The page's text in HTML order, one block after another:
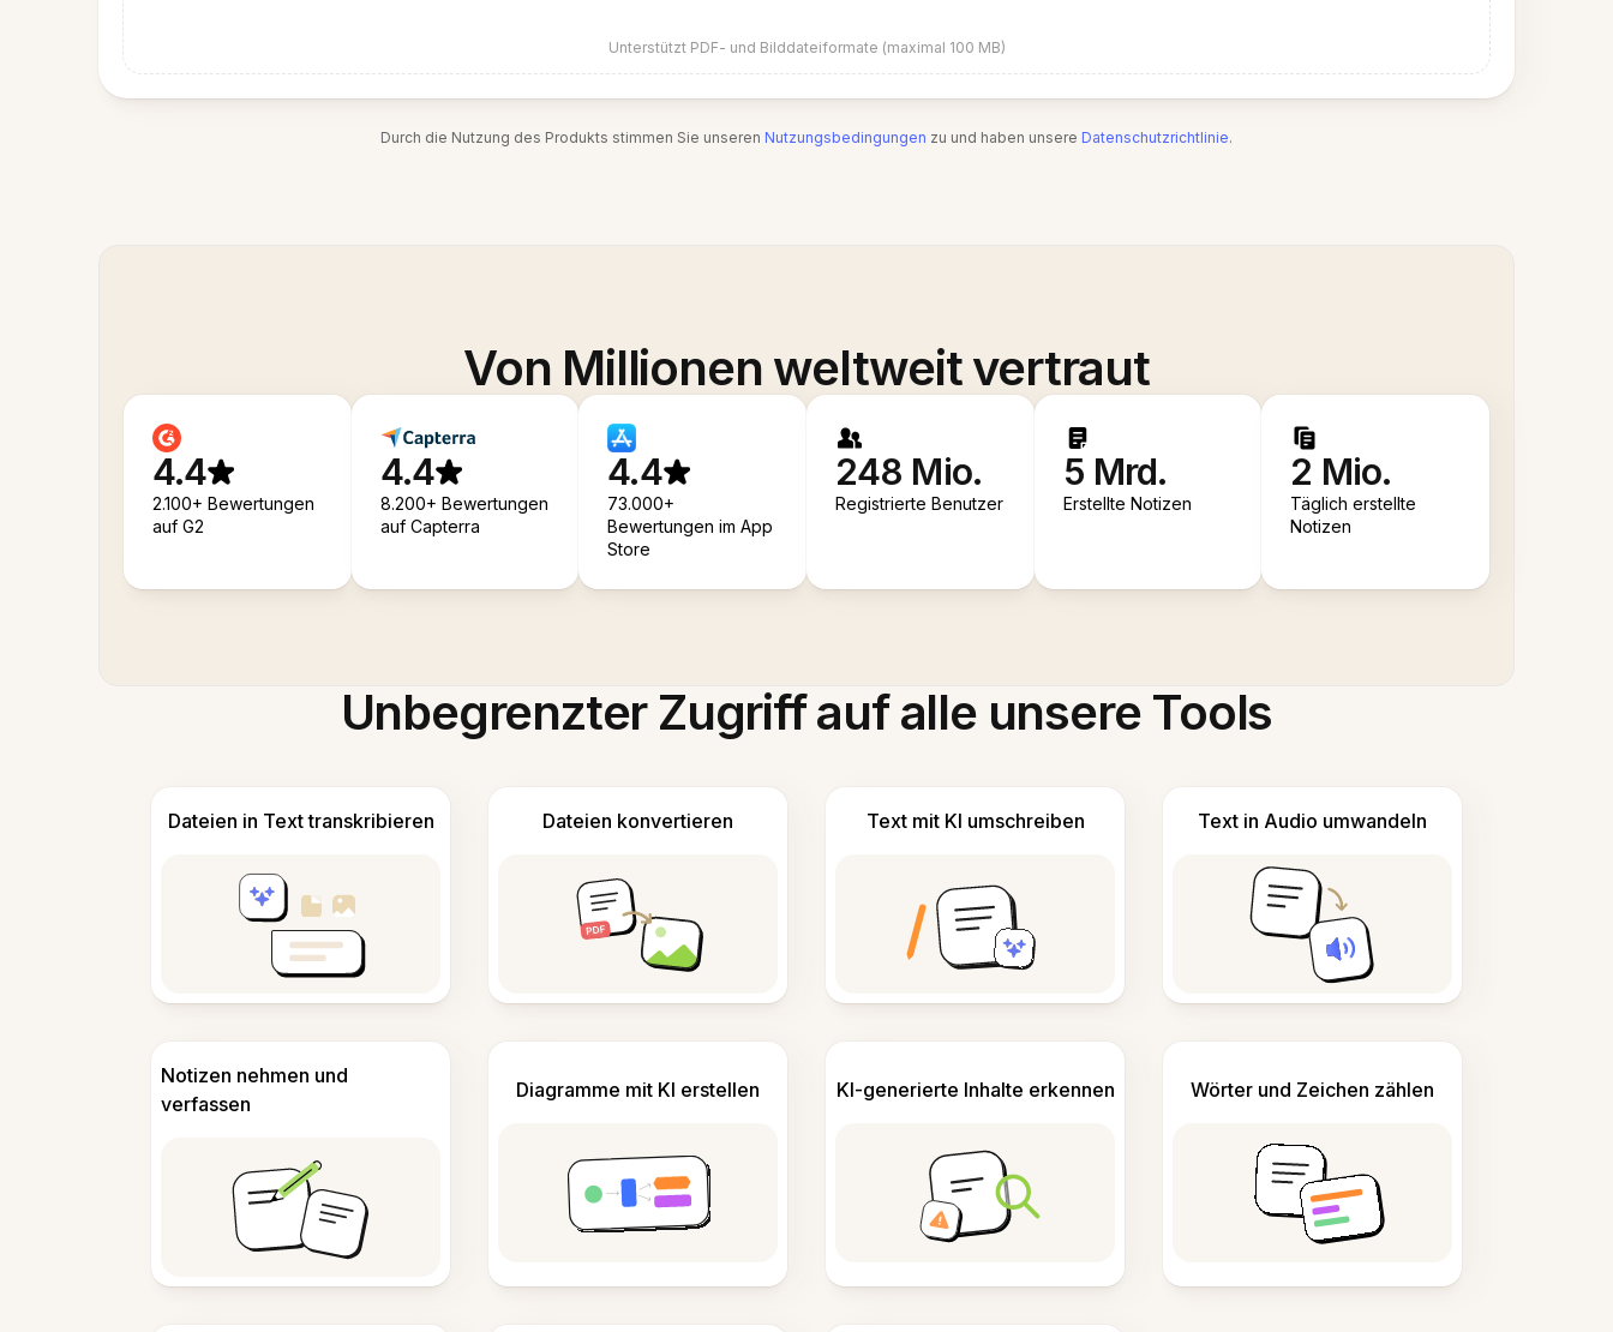
Unterstützt PDF- und Bilddateiformate (maximal 100 MB)
Durch die Nutzung des Produkts stimmen Sie unseren Nutzungsbedingungen zu und haben unsere Datenschutzrichtlinie.
Von Millionen weltweit vertraut
4.4
2.100+ Bewertungen
auf G2
4.4
8.200+ Bewertungen
auf Capterra
4.4
73.000+
Bewertungen im App
Store
248 Mio.
Registrierte Benutzer
5 Mrd.
Erstellte Notizen
2 Mio.
Täglich erstellte
Notizen
Unbegrenzter Zugriff auf alle unsere Tools
Dateien in Text transkribieren Dateien konvertieren Text mit KI umschreiben Text in Audio umwandeln
Notizen nehmen und
verfassen
Diagramme mit KI erstellen KI-generierte Inhalte erkennen Wörter und Zeichen zählen